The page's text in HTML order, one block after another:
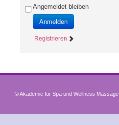
Angemeldet bleiben
Anmelden
Registrieren
© Akademie für Spa und Wellness Massage